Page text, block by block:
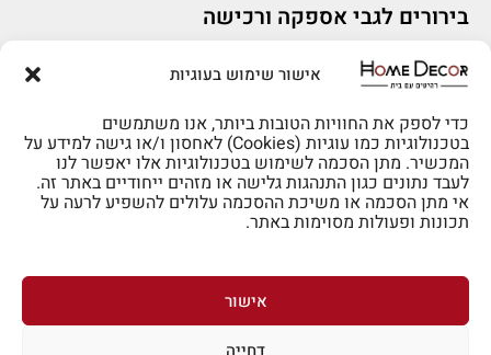
אישור שימוש בעוגיות
כדי לספק את החוויות הטובות ביותר, אנו משתמשים
בטכנולוגיות כמו עוגיות (Cookies) לאחסון ו/או גישה למידע על
המכשיר. מתן הסכמה לשימוש בטכנולוגיות אלו יאפשר לנו
לעבד נתונים כגון התנהגות גלישה או מזהים ייחודיים באתר זה.
אי מתן הסכמה או משיכת ההסכמה עלולים להשפיע לרעה על
תכונות ופעולות מסוימות באתר.
אישור
דחייה
בירורים לגבי אספקה ורכישה
בירור לגבי אספקה -ניתן לפנות למייל:
sigal@home-decor.co.il
פניות לפני רכישה – ניתן לפנות למייל: omer@home-
decor.co.il
לרכישה טלפונית: 073-2002666